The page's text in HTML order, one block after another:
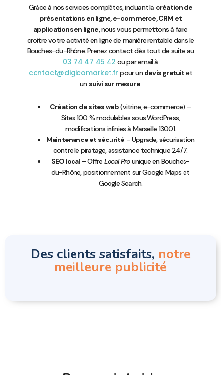
Grâce à nos services complètes, incluant la création de
présentations en ligne, e-commerce, CRM et
applications en ligne, nous vous permettons à faire
croître votre activité en ligne de manière rentable dans le
Bouches-du-Rhône. Prenez contact dès tout de suite au
03 74 47 45 42 ou par email à
contact@digicomarket.fr pour undevis gratuit et
un suivi sur mesure.
Création de sites web(vitrine, e-commerce) –
Sites 100 % modulables sous WordPress,
modifications infinies à Marseille 13001.
Maintenance et sécurité – Upgrade, sécurisation
contre le piratage, assistance technique 24/7.
SEO local – Offre Local Prounique en Bouches-
du-Rhône, positionnement sur Google Maps et
Google Search.
Des clients satisfaits, notre
meilleure publicité